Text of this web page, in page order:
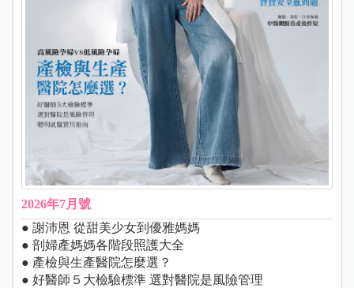
2026年7月號
● 謝沛恩 從甜美少女到優雅媽媽
● 剖婦產媽媽各階段照護大全
● 產檢與生產醫院怎麼選？
● 好醫師５大檢驗標準 選對醫院是風險管理